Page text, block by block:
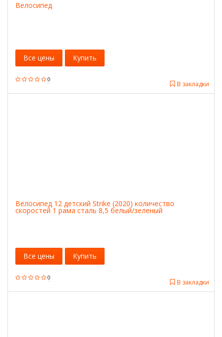
Велосипед
0
В закладки
Все цены Купить
Велосипед 12 детский Strike (2020) количество
скоростей 1 рама сталь 8,5 белый/зеленый
0
В закладки
Все цены Купить